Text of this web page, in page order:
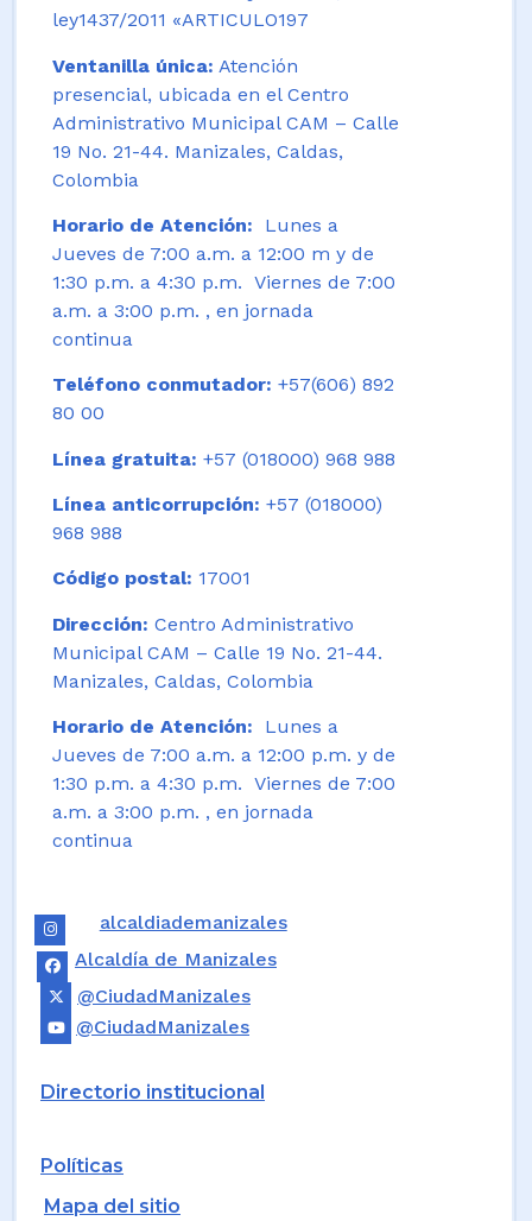
ley1437/2011 «ARTICULO197
Ventanilla única: Atención
presencial, ubicada en el Centro
Administrativo Municipal CAM – Calle
19 No. 21-44. Manizales, Caldas,
Colombia
Horario de Atención:
Lunes a
Jueves de 7:00 a.m. a 12:00 m y de
1:30 p.m. a 4:30 p.m. Viernes de 7:00
a.m. a 3:00 p.m. , en jornada
continua
Teléfono conmutador: +57(606) 892
80 00
Línea gratuita: +57 (018000) 968 988
Línea anticorrupción: +57 (018000)
968 988
Código postal: 17001
Dirección: Centro Administrativo
Municipal CAM – Calle 19 No. 21-44.
Manizales, Caldas, Colombia
Horario de Atención: Lunes a
Jueves de 7:00 a.m. a 12:00 p.m. y de
1:30 p.m. a 4:30 p.m. Viernes de 7:00
a.m. a 3:00 p.m. , en jornada
continua
alcaldiademanizales
Alcaldía de Manizales
@CiudadManizales
@CiudadManizales
Directorio institucional
Políticas
Mapa del sitio